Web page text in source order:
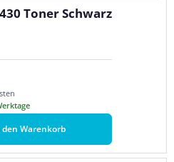
Toner Schwarz
den Warenkorb